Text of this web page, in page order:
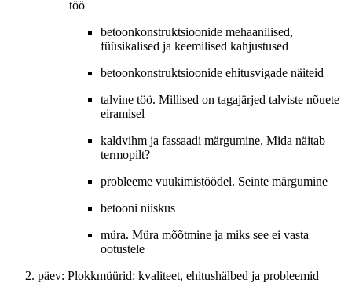
töö
betoonkonstruktsioonide mehaanilised,
füüsikalised ja keemilised kahjustused
betoonkonstruktsioonide ehitusvigade näiteid
talvine töö. Millised on tagajärjed talviste nõuete
eiramisel
kaldvihm ja fassaadi märgumine. Mida näitab
termopilt?
probleeme vuukimistöödel. Seinte märgumine
betooni niiskus
müra. Müra mõõtmine ja miks see ei vasta
ootustele
päev: Plokkmüürid: kvaliteet, ehitushälbed ja probleemid